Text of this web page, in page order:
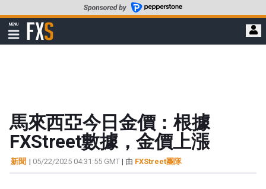
至
要
MENU
顯
示
FXStreet
馬來西亞今日金價：根據
FXStreet數據，金價上漲
新聞 | 05/22/2025 04:31:55 GMT | 由 FXStreet團隊